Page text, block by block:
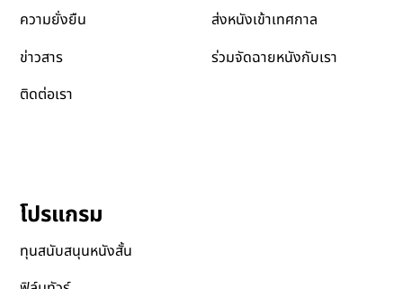
ความยั่งยืน
ข่าวสาร
ติดต่อเรา
ส่งหนังเข้าเทศกาล
ร่วมจัดฉายหนังกับเรา
โปรแกรม
ทุนสนับสนุนหนังสั้น